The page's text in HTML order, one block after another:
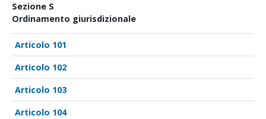
Sezione S
Ordinamento giurisdizionale
101
102
103
104